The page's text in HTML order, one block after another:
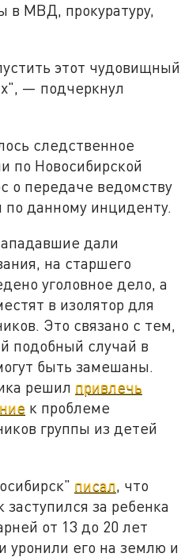
в МВД, прокуратуру,
этот чудовищный
— подчеркнул
следственное
по Новосибирской
о передаче ведомству
по данному инциденту.
дали
на старшего
уголовное дело, а
в изолятор для
Это связано с тем,
подобный случай в
быть замешаны.
решил привлечь
к проблеме
группы из детей
писал, что
за ребенка
от 13 до 20 лет
уронили его на землю и